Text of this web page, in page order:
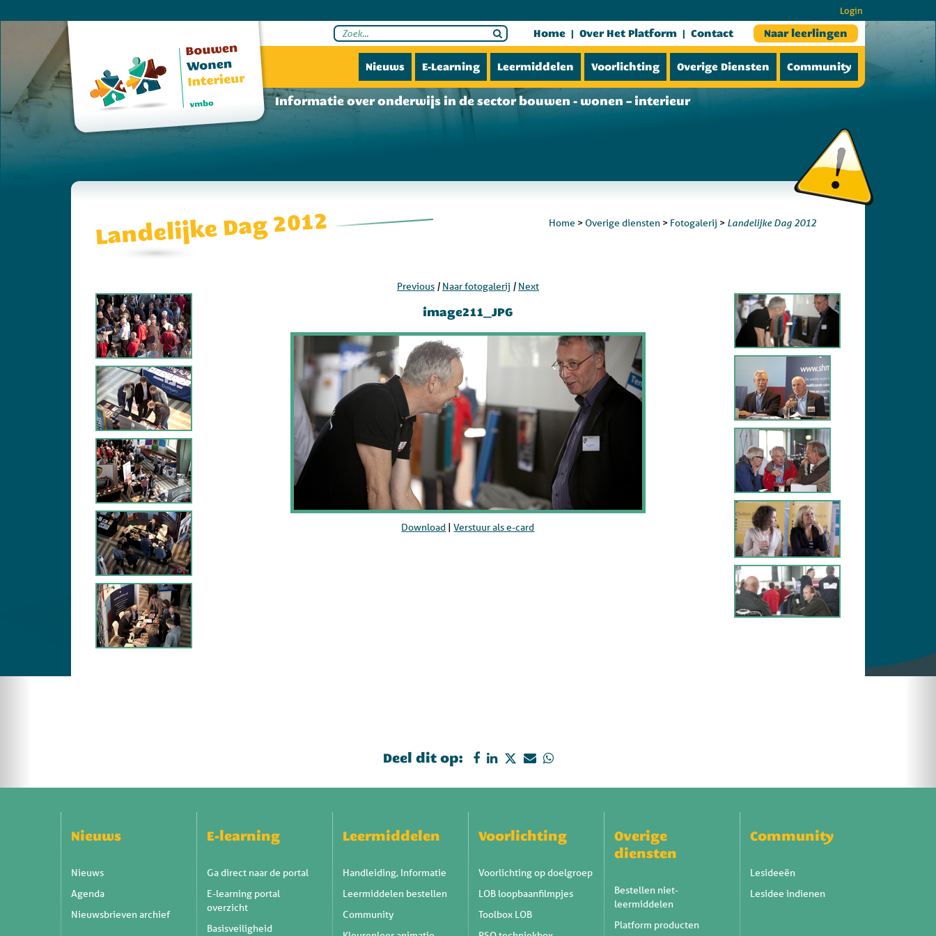
Login
Home Over Het Platform Contact Naar leerlingen
Nieuws E-Learning Leermiddelen Voorlichting Overige Diensten Community
Informatie over onderwijs in de sector bouwen - wonen – interieur
Landelijke Dag 2012 Home > Overige diensten > Fotogalerij > Landelijke Dag 2012
Previous | Naar fotogalerij | Next
image211_JPG
Download |Verstuur als e-card
Deel dit op:
Nieuws
Nieuws
Agenda
Nieuwsbrieven archief
E-learning
Ga direct naar de portal
E-learning portal
overzicht
Basisveiligheid
Leermiddelen
Handleiding, Informatie
Leermiddelen bestellen
Community
Voorlichting
Voorlichting op doelgroep
LOB loopbaanfilmpjes
Toolbox LOB
Overige
diensten
Bestellen niet-
leermiddelen
Platform producten
Community
Lesideeën
Lesidee indienen